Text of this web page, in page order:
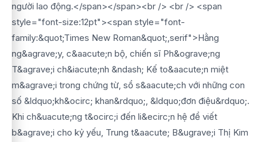
người lao động.</span></span><br /> <br /> <span
style="font-size:12pt"><span style="font-
family:&quot;Times New Roman&quot;,serif">Hằng
ng&agrave;y, c&aacute;n bộ, chiến sĩ Ph&ograve;ng
T&agrave;i ch&iacute;nh &ndash; Kế to&aacute;n miệt
m&agrave;i trong chứng từ, sổ s&aacute;ch với những con
số &ldquo;kh&ocirc; khan&rdquo;, &ldquo;đơn điệu&rdquo;.
Khi ch&uacute;ng t&ocirc;i đến li&ecirc;n hệ để viết
b&agrave;i cho kỷ yếu, Trung t&aacute; B&ugrave;i Thị Kim